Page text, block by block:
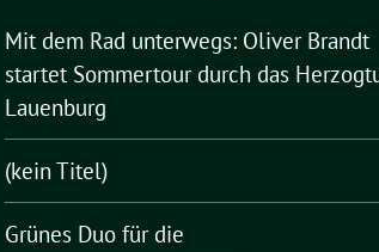
Mit dem Rad unterwegs: Oliver Brandt
startet Sommertour durch das
Lauenburg
(kein Titel)
Grünes Duo für die